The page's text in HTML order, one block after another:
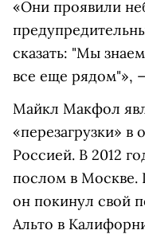
«Они проявили
сказать: "Мы
все еще рядом"»,
Майкл Макфол
«перезагрузки»
Россией. В 2012
послом в
он покинул свой
Альто в